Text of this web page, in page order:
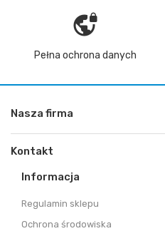
vpn_lock
Pełna ochrona danych
Nasza firma
Kontakt
Informacja
Regulamin sklepu
Ochrona środowiska